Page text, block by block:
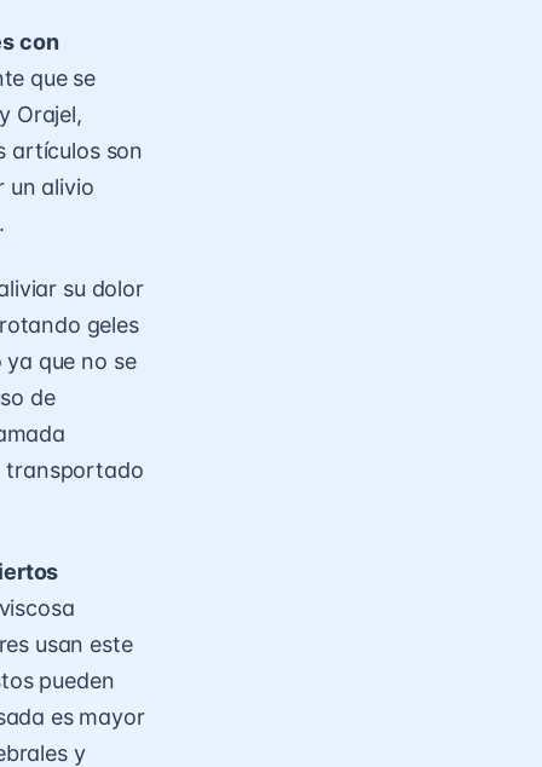
con
que se
Orajel,
artículos son
un alivio
su dolor
geles
que no se
de
transportado
usan este
pueden
es mayor
y